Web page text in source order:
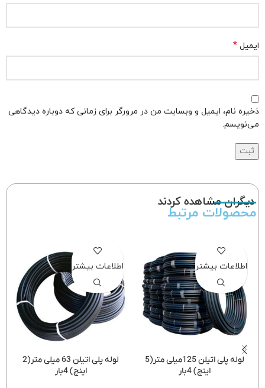
ایمیل *
ذخیره نام، ایمیل و وبسایت من در مرورگر برای زمانی که دوباره دیدگاهی
می‌نویسم.
دیگران مشاهده کردند
محصولات مرتبط
لوله پلی اتیلن 125میلی متر(5
اینچ) 4بار
اطلاعات بیشتر
لوله پلی اتیلن 63 میلی متر(2
اینچ) 4بار
اطلاعات بیشتر